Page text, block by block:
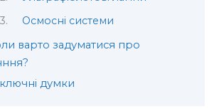
Осмосні системи
варто задуматися про
думки